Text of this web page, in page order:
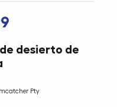
desierto de
Pty